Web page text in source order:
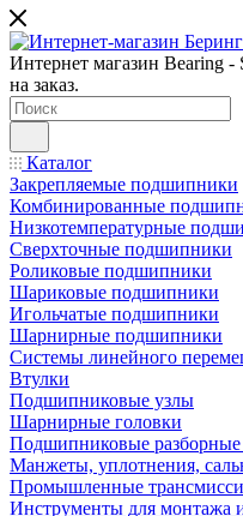
Интернет магазин Bearing
на заказ.
Каталог
Закрепляемые подшипники
Комбинированные
Низкотемпературные
Сверхточные подшипники
Роликовые подшипники
Шариковые подшипники
Игольчатые подшипники
Шарнирные подшипники
Системы линейного
Втулки
Подшипниковые узлы
Шарнирные головки
Подшипниковые
Манжеты, уплотнения,
Промышленные
Инструменты для монтажа